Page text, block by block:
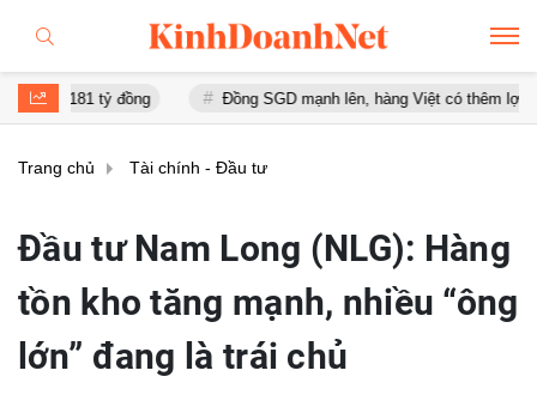
tỷ đồng Đồng SGD mạnh lên, hàng Việt có thêm lợi thế tại
Trang chủ Tài chính - Đầu tư
Đầu tư Nam Long (NLG): Hàng
tồn kho tăng mạnh, nhiều “ông
lớn” đang là trái chủ